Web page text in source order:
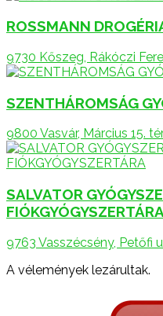
ROSSMANN
9730 Kőszeg, Rákóczi
SZENTHÁROMSÁG
9800 Vasvár, Március 15.
SALVATOR
FIÓKGYÓGYSZERTÁRA
9763 Vasszécsény, Petőfi
A vélemények lezárultak.